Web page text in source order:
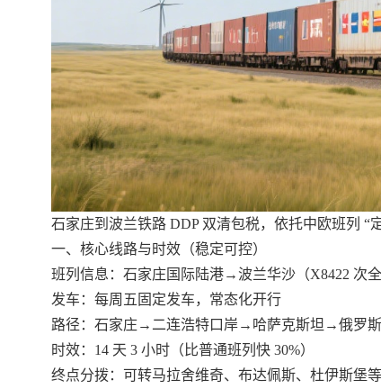
石家庄到波兰铁路 DDP 双清包税，依托中欧班列 “
一、核心线路与时效（稳定可控）
班列信息：石家庄国际陆港→波兰华沙（X8422 次全
发车：每周五固定发车，常态化开行
路径：石家庄→二连浩特口岸→哈萨克斯坦→俄罗
时效：14 天 3 小时（比普通班列快 30%）
终点分拨：可转马拉舍维奇、布达佩斯、杜伊斯堡